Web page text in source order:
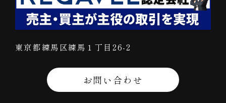
東京都練馬区練馬１丁目26-2
お問い合わせ